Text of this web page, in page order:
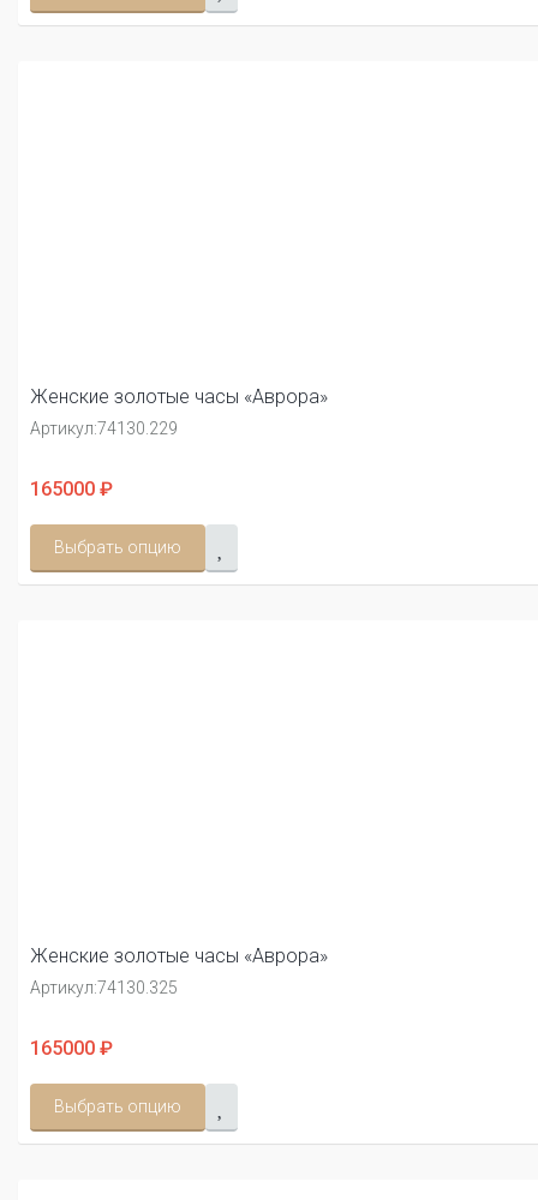
Женские золотые часы «Аврора»
Артикул:74130.229
165000 ₽
Выбрать опцию
Женские золотые часы «Аврора»
Артикул:74130.325
165000 ₽
Выбрать опцию